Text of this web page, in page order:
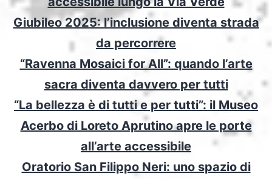
Giubileo 2025: l’inclusione diventa strada
da percorrere
“Ravenna Mosaici for All”: quando l’arte
sacra diventa davvero per tutti
“La bellezza è di tutti e per tutti”: il Museo
Acerbo di Loreto Aprutino apre le porte
all’arte accessibile
Oratorio San Filippo Neri: uno spazio di